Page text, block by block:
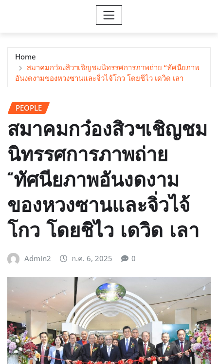
Home
สมาคมกว๋องสิวฯเชิญชมนิทรรศการภาพถ่าย “ทัศนียภาพ
อันงดงามของหวงซานและจิ่วไจ้โกว โดยชิไว เดวิด เลา
PEOPLE
สมาคมกว๋องสิวฯเชิญชม
นิทรรศการภาพถ่าย
“ทัศนียภาพอันงดงาม
ของหวงซานและจิ่วไจ้
โกว โดยชิไว เดวิด เลา
Admin2 ก.ค. 6, 2025 0